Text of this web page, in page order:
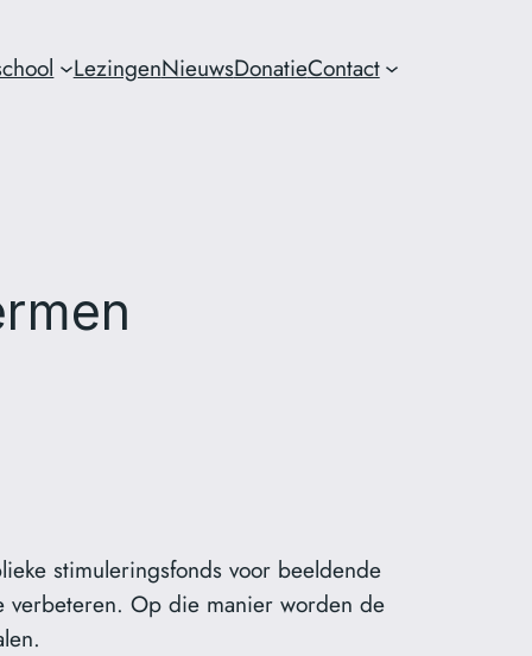
LezingenNieuwsDonatieContact
stimuleringsfonds voor beeldende
verbeteren. Op die manier worden de